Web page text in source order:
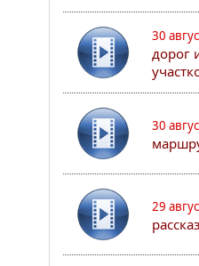
30
дорог
30
29